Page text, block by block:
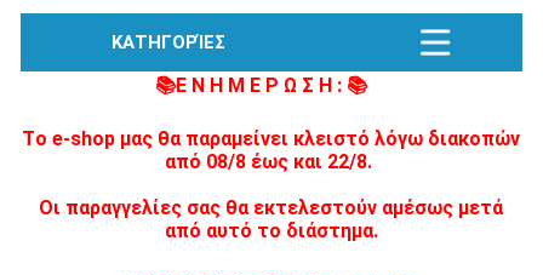
ΚΑΤΗΓΟΡΊΕΣ
📚Ε Ν Η Μ Ε Ρ Ω Σ Η : 📚
Tο e-shop μας θα παραμείνει κλειστό λόγω διακοπών
από 08/8 έως και 22/8.
Οι παραγγελίες σας θα εκτελεστούν αμέσως μετά
από αυτό το διάστημα.